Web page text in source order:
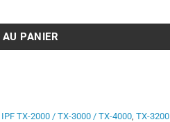
PANIER
IPF TX-2000 / TX-3000 / TX-4000 ,TX-3200